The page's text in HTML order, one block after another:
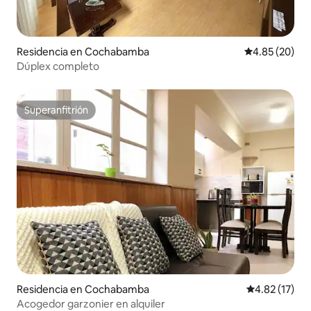
Residencia en Cochabamba Calificación
4.85 (20)
Dúplex completo
Superanfitrión
Superanfitrión
Residencia en Cochabamba Calificación
4.82 (17)
Acogedor garzonier en alquiler